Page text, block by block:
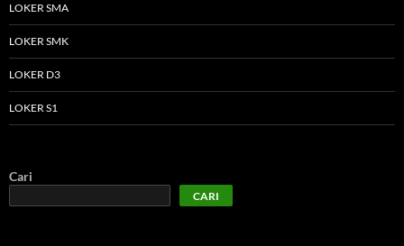
LOKER SMA
LOKER SMK
LOKER D3
LOKER S1
Cari
CARI